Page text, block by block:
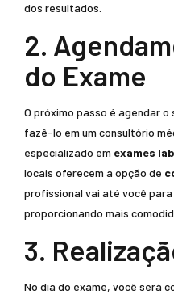
dos resultados.
2.
do Exame
O próximo passo é agendar
fazê-lo em um consultório
especializado em exames
locais oferecem a opção de
profissional vai até você
proporcionando mais
3.
No dia do exame, você será